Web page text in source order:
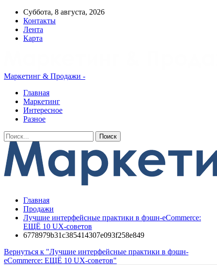
Суббота, 8 августа, 2026
Контакты
Лента
Карта
Маркетинг & Продажи -
Главная
Маркетинг
Интересное
Разное
Главная
Продажи
Лучшие интерфейсные практики в фэшн-eCommerce:
ЕЩЁ 10 UX-советов
6778979b31c385414307e093f258e849
Вернуться к "Лучшие интерфейсные практики в фэшн-
eCommerce: ЕЩЁ 10 UX-советов"